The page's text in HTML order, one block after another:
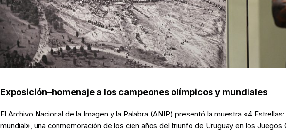
Exposición–homenaje a los campeones olímpicos y mundiales
El Archivo Nacional de la Imagen y la Palabra (ANIP) presentó la muestra «4
mundial», una conmemoración de los cien años del triunfo de Uruguay en los Juegos